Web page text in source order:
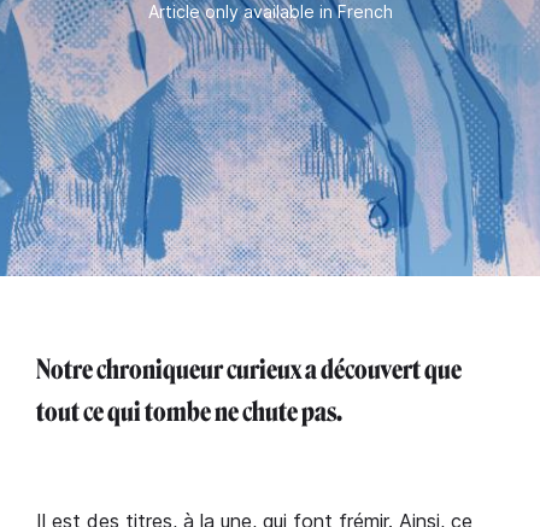
Article only available in French
Notre chroniqueur curieux a découvert que
tout ce qui tombe ne chute pas.
Il est des titres, à la une, qui font frémir. Ainsi, ce